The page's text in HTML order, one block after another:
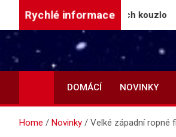
content
Rychlé informace
a objevuje jejich kouzlo
DOMÁCÍ NOVINKY
Home Novinky Velké západní ropné